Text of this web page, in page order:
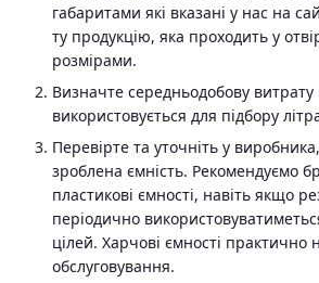
габаритами які вказані у нас на
ту продукцію, яка проходить у
розмірами.
Визначте середньодобову витрату
використовується для підбору
Перевірте та уточніть у
зроблена ємність. Рекомендуємо
пластикові ємності, навіть якщо
періодично
цілей. Харчові ємності практично
обслуговування.